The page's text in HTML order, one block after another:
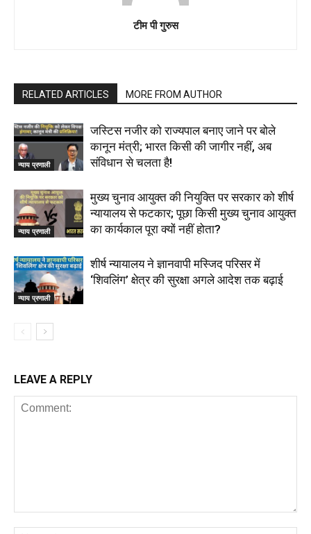
टीम पी गुरुस
RELATED ARTICLES MORE FROM AUTHOR
न्याय प्रणाली
जस्टिस नजीर को राज्यपाल बनाए जाने पर बोले
कानून मंत्री; भारत किसी की जागीर नहीं, अब
संविधान से चलता है!
न्याय प्रणाली
मुख्य चुनाव आयुक्त की नियुक्ति पर सरकार को शीर्ष
न्यायालय से फटकार; पूछा किसी मुख्य चुनाव आयुक्त
का कार्यकाल पूरा क्यों नहीं होता?
न्याय प्रणाली
शीर्ष न्यायालय ने ज्ञानवापी मस्जिद परिसर में
‘शिवलिंग’ क्षेत्र की सुरक्षा अगले आदेश तक बढ़ाई
LEAVE A REPLY